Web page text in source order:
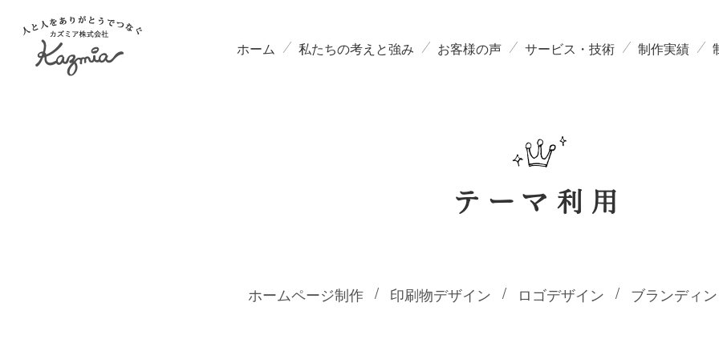
ホーム 私たちの考えと強み お客様の声 サービス・技術 制作実績
テーマ利用
ホームページ制作 印刷物デザイン ロゴデザイン ブランディ